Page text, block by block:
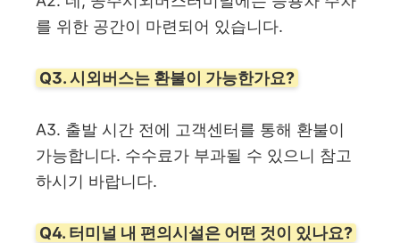
를 위한 공간이 마련되어 있습니다.
Q3. 시외버스는 환불이 가능한가요?
A3. 출발 시간 전에 고객센터를 통해 환불이
가능합니다. 수수료가 부과될 수 있으니 참고
하시기 바랍니다.
Q4. 터미널 내 편의시설은 어떤 것이 있나요?